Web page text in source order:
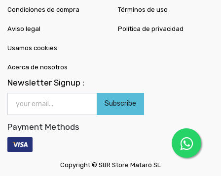
Condiciones de compra
Aviso legal
Términos de uso
Política de privacidad
Usamos cookies
Acerca de nosotros
Newsletter Signup :
Subscribe
Payment Methods
Copyright © SBR Store Mataró SL